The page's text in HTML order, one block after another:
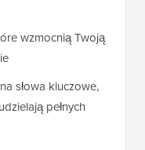
wzmocnią Twoją
słowa kluczowe,
pełnych